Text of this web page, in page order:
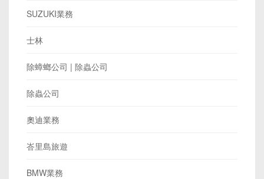
SUZUKI業務
士林
除蟑螂公司 | 除蟲公司
除蟲公司
奧迪業務
峇里島旅遊
BMW業務